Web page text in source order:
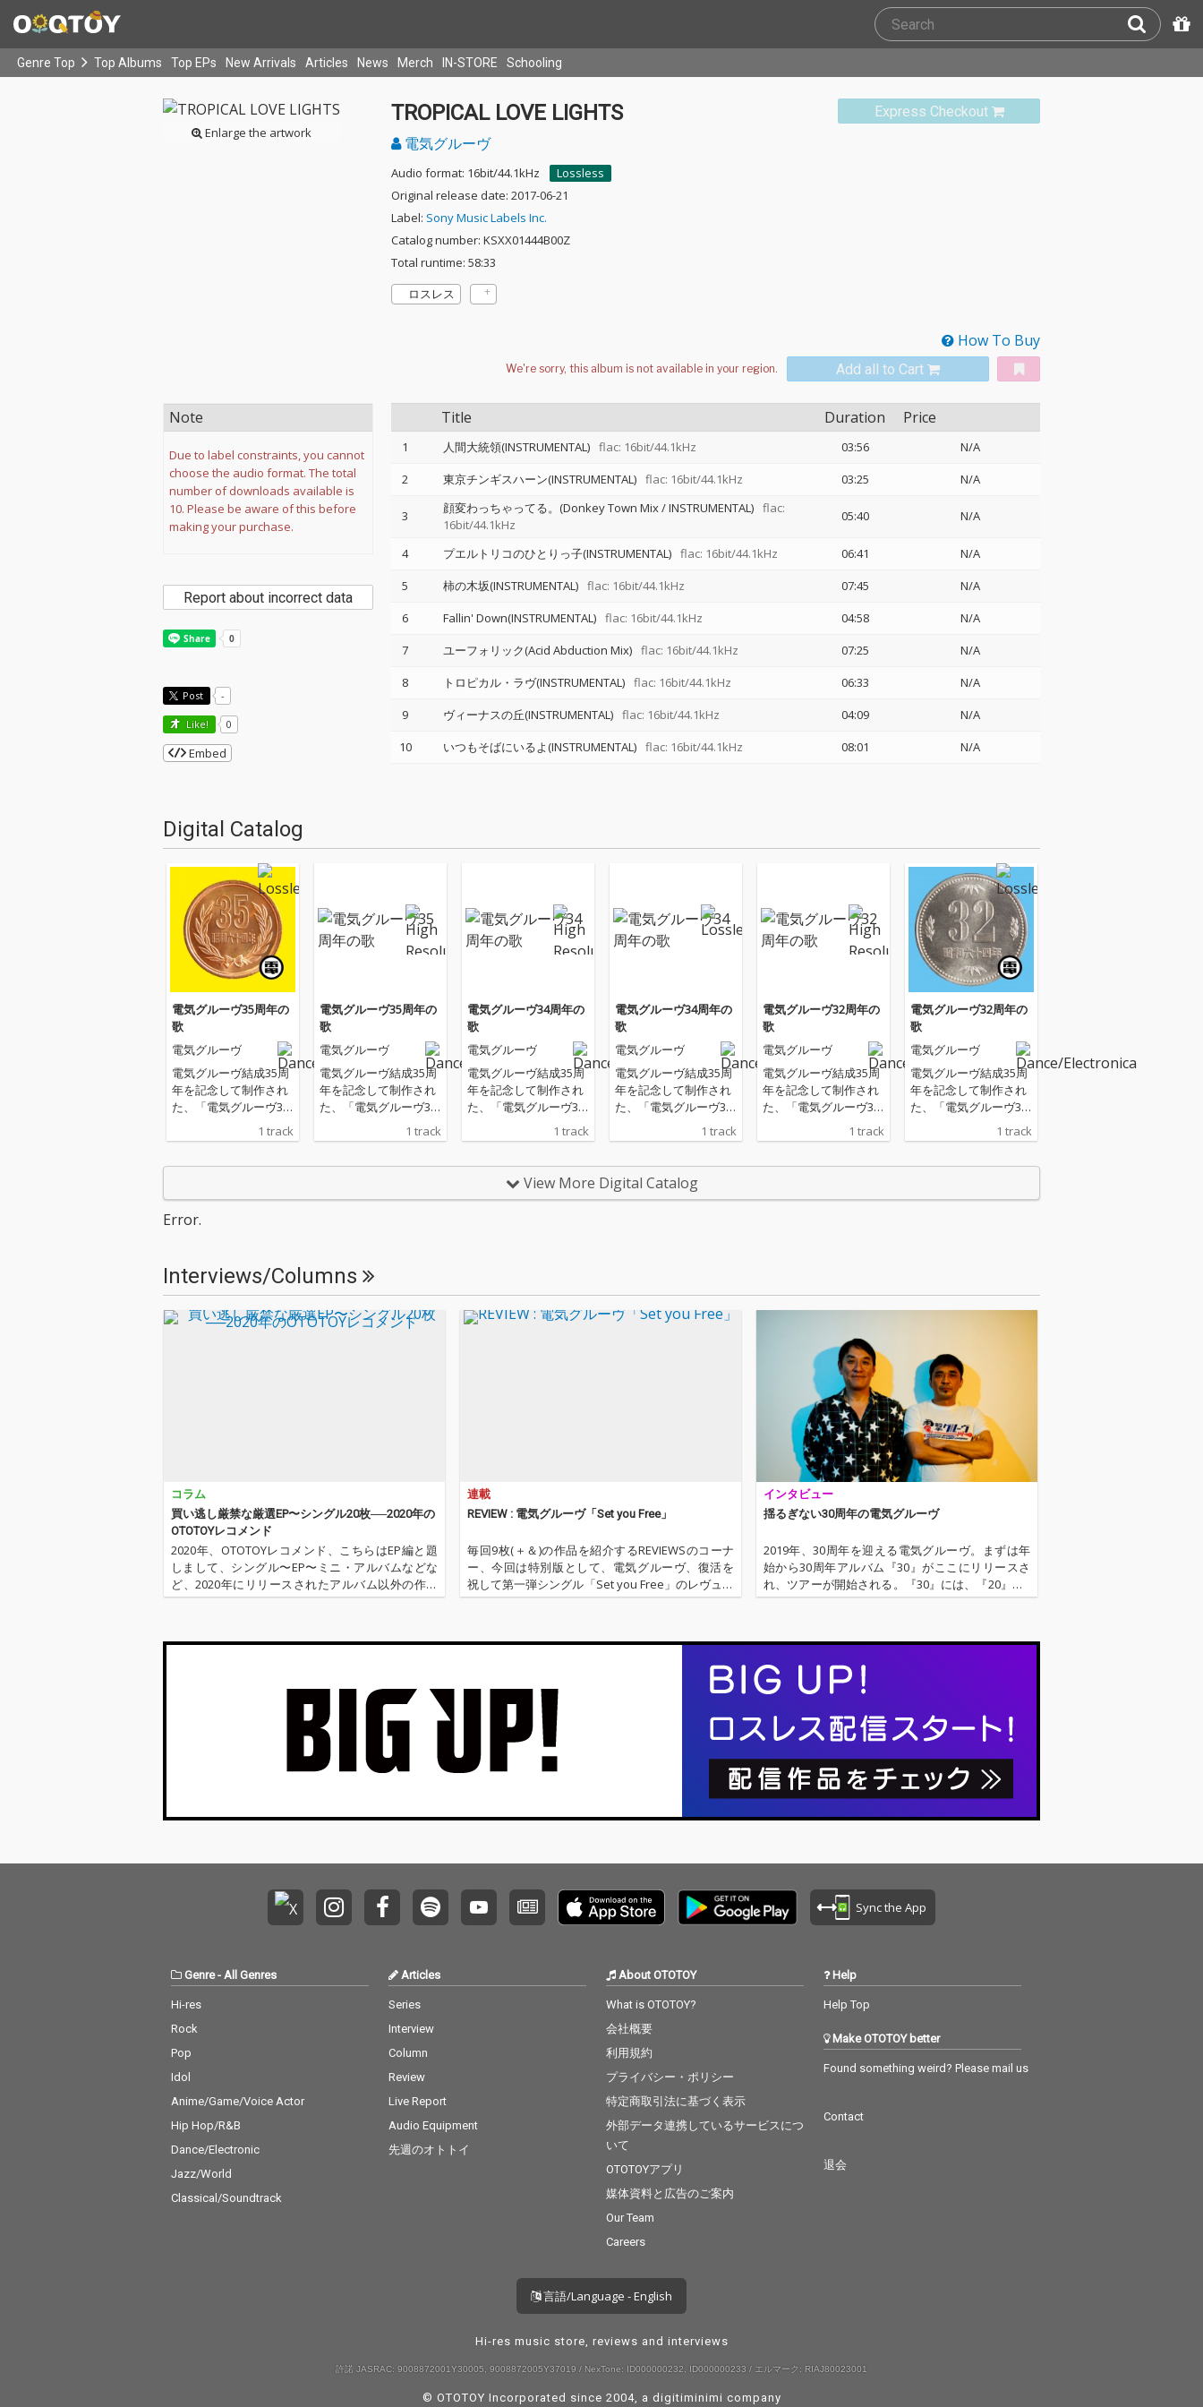
Genre Top Top Albums Top EPs New Arrivals Articles News Merch IN-STORE Schooling
Enlarge the artwork
Express Checkout
TROPICAL LOVE LIGHTS
電気グルーヴ
Audio format: 16bit/44.1kHz
Lossless
Original release date: 2017-06-21
Label: Sony Music Labels Inc.
Catalog number: KSXX01444B00Z
Total runtime: 58:33
ロスレス
How To Buy
Add all to Cart
Title Duration Price
1 人間大統領(INSTRUMENTAL) flac: 16bit/44.1kHz 03:56
N/A
2
東京チンギスハーン(INSTRUMENTAL) flac: 16bit/44.1kHz 03:25 N/A
3 顔変わっちゃってる。(Donkey Town Mix / INSTRUMENTAL) flac:
16bit/44.1kHz
05:40 N/A
4 プエルトリコのひとりっ子(INSTRUMENTAL) flac: 16bit/44.1kHz 06:41
N/A
5
柿の木坂(INSTRUMENTAL) flac: 16bit/44.1kHz 07:45
N/A
6
Fallin' Down(INSTRUMENTAL) flac: 16bit/44.1kHz 04:58
N/A
7
ユーフォリック(Acid Abduction Mix) flac: 16bit/44.1kHz 07:25
N/A
8
トロピカル・ラヴ(INSTRUMENTAL) flac: 16bit/44.1kHz 06:33
N/A
9
ヴィーナスの丘(INSTRUMENTAL) flac: 16bit/44.1kHz 04:09
N/A
10
いつもそばにいるよ(INSTRUMENTAL) flac: 16bit/44.1kHz 08:01 N/A
Note
Due to label constraints, you cannot
choose the audio format. The total
number of downloads available is
10. Please be aware of this before
making your purchase.
Report about incorrect data
Post -
Like! 0
Embed
Digital Catalog
電気グルーヴ35周年の
歌
電気グルーヴ
電気グルーヴ結成35周
年を記念して制作され
た、「電気グルーヴ35
吉田サトシ、ミックス
1 track
電気グルーヴ35周年の
歌
電気グルーヴ
電気グルーヴ結成35周
年を記念して制作され
た、「電気グルーヴ35
吉田サトシ、ミックス
1 track
電気グルーヴ34周年の
歌
電気グルーヴ
電気グルーヴ結成35周
年を記念して制作され
た、「電気グルーヴ34
吉田サトシ、ミックス
トデザインは田中秀幸
（FrameGraphics）が
1 track
電気グルーヴ34周年の
歌
電気グルーヴ
電気グルーヴ結成35周
年を記念して制作され
た、「電気グルーヴ34
吉田サトシ、ミックス
トデザインは田中秀幸
（FrameGraphics）が
1 track
電気グルーヴ32周年の
歌
電気グルーヴ
電気グルーヴ結成35周
年を記念して制作され
た、「電気グルーヴ32
吉田サトシ、ミックス
1 track
電気グルーヴ32周年の
歌
電気グルーヴ
電気グルーヴ結成35周
年を記念して制作され
た、「電気グルーヴ32
吉田サトシ、ミックス
1 track
View More Digital Catalog
Error.
Interviews/Columns
コラム
買い逃し厳禁な厳選EP〜シングル20枚──2020年の
OTOTOYレコメンド
2020年、OTOTOYレコメンド、こちらはEP編と題
しまして、シングル〜EP〜ミニ・アルバムなどな
ど、2020年にリリースされたアルバム以外の作品
群から20枚厳選しました。いまやアルバムという
連載
REVIEW : 電気グルーヴ「Set you Free」
毎回9枚(＋＆)の作品を紹介するREVIEWSのコーナ
ー、今回は特別版として、電気グルーヴ、復活を
祝して第一弾シングル「Set you Free」のレヴュー
をお届けします! （本記事はLIQUIDROOMとの共同
インタビュー
揺るぎない30周年の電気グルーヴ
2019年、30周年を迎える電気グルーヴ。まずは年
始から30周年アルバム『30』がここにリリースさ
れ、ツアーが開始される。『30』には、『20』『2
5』に続いてもはや恒例となった“周年のうた”（今
Sync the App
Genre- All Genres
Hi-res
Rock
Pop
Idol
Anime/Game/Voice Actor
Hip Hop/R&B
Dance/Electronic
Jazz/World
Classical/Soundtrack
Articles
Series
Interview
Column
Review
Live Report
Audio Equipment
先週のオトトイ
About OTOTOY
What is OTOTOY?
会社概要
利用規約
プライバシー・ポリシー
特定商取引法に基づく表示
外部データ連携しているサービスにつ
いて
OTOTOYアプリ
媒体資料と広告のご案内
Our Team
Careers
Help
Help Top
Make OTOTOY better
Found something weird? Please mail us
Contact
退会
言語/Language - English
Hi-res music store, reviews and interviews
許諾 JASRAC: 9008872001Y30005, 9008872005Y37019 / NexTone: ID000000232, ID000000233 / エルマーク: RIAJ80023001
© OTOTOY Incorporated since 2004, a digitiminimi company